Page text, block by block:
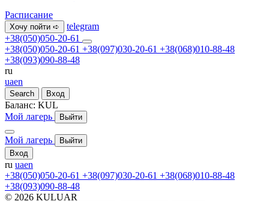
Расписание
Хочу пойти ➪
telegram
+38(050)050-20-61
+38(050)050-20-61 +38(097)030-20-61 +38(068)010-88-48
+38(093)090-88-48
ru
uaen
Search Вход
Баланс: KUL
Мой лагерь
Выйти
Мой лагерь
Выйти
Вход
ru uaen
+38(050)050-20-61 +38(097)030-20-61 +38(068)010-88-48
+38(093)090-88-48
© 2026 KULUAR